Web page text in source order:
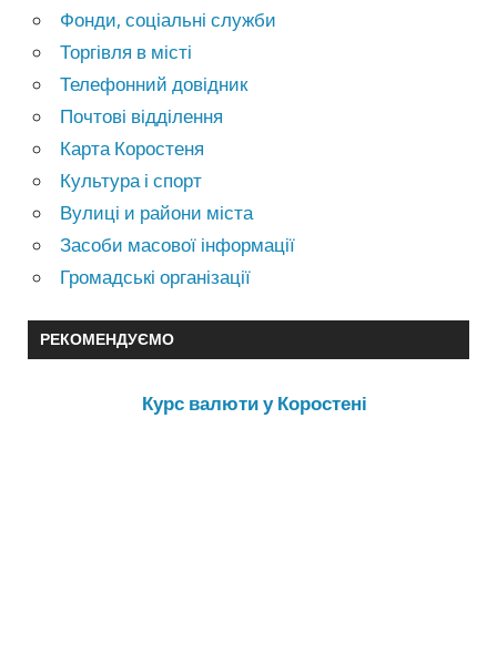
Фонди, соціальні служби
Торгівля в місті
Телефонний довідник
Почтові відділення
Карта Коростеня
Культура і спорт
Вулиці и райони міста
Засоби масової інформації
Громадські організації
РЕКОМЕНДУЄМО
Курс валюти у Коростені